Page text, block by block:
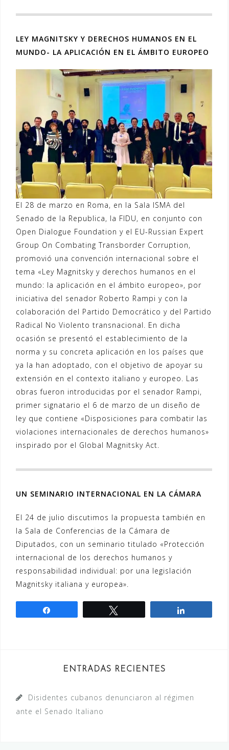
LEY MAGNITSKY Y DERECHOS HUMANOS EN EL
MUNDO- LA APLICACIÓN EN EL ÁMBITO EUROPEO
El 28 de marzo en Roma, en la Sala ISMA del
Senado de la Republica, la FIDU, en conjunto con
Open Dialogue Foundation y el EU-Russian Expert
Group On Combating Transborder Corruption,
promovió una convención internacional sobre el
tema «Ley Magnitsky y derechos humanos en el
mundo: la aplicación en el ámbito europeo», por
iniciativa del senador Roberto Rampi y con la
colaboración del Partido Democrático y del Partido
Radical No Violento transnacional. En dicha
ocasión se presentó el establecimiento de la
norma y su concreta aplicación en los países que
ya la han adoptado, con el objetivo de apoyar su
extensión en el contexto italiano y europeo. Las
obras fueron introducidas por el senador Rampi,
primer signatario el 6 de marzo de un diseño de
ley que contiene «Disposiciones para combatir las
violaciones internacionales de derechos humanos»
inspirado por el Global Magnitsky Act.
UN SEMINARIO INTERNACIONAL EN LA CÁMARA
El 24 de julio discutimos la propuesta también en
la Sala de Conferencias de la Cámara de
Diputados, con un seminario titulado «Protección
internacional de los derechos humanos y
responsabilidad individual: por una legislación
Magnitsky italiana y europea».
ENTRADAS RECIENTES
Disidentes cubanos denunciaron al régimen
ante el Senado Italiano